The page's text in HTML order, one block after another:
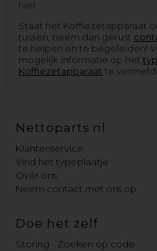
hier.
Staat het Koffiezetapparaat
tussen, neem dan gerust
te helpen en te begeleiden!
mogelijk informatie op het
Koffiezetapparaat te
Nettoparts.nl
Klantenservice
Vind het typeplaatje
Over ons
Neem contact met ons op
Doe het zelf
Storing - Zoeken op code